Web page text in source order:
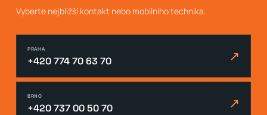
Vyberte nejbližší kontakt nebo mobilního technika.
PRAHA
+420 774 70 63 70 ↗
BRNO
+420 737 00 50 70 ↗